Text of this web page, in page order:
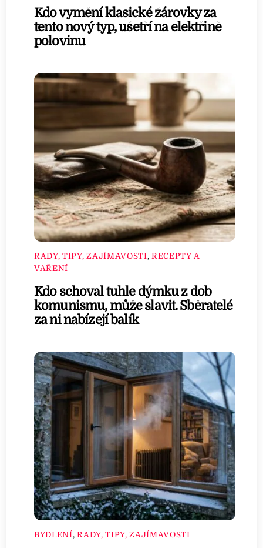
Kdo vymění klasické žárovky za
tento nový typ, ušetří na elektřině
polovinu
RADY, TIPY, ZAJÍMAVOSTI, RECEPTY A
VAŘENÍ
Kdo schoval tuhle dýmku z dob
komunismu, může slavit. Sběratelé
za ni nabízejí balík
BYDLENÍ,RADY, TIPY, ZAJÍMAVOSTI